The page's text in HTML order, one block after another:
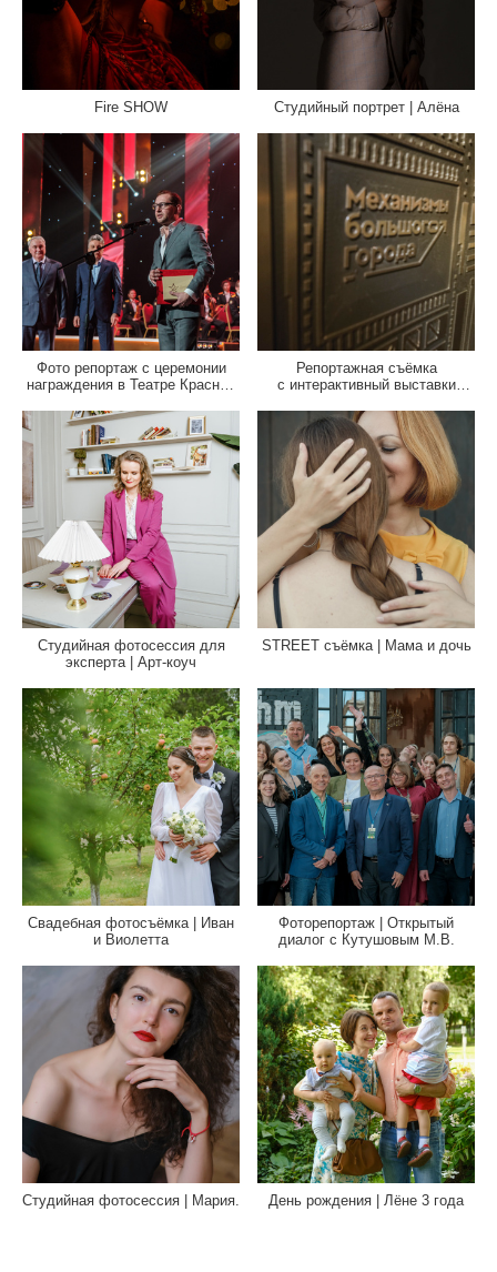
Fire SHOW Студийный портрет | Алёна
Фото репортаж с церемонии
награждения в Театре Красной
Репортажная съёмка
с интерактивный выставки
Студийная фотосессия для
эксперта | Арт-коуч
STREET съёмка | Мама и дочь
Свадебная фотосъёмка | Иван
и Виолетта
Фоторепортаж | Открытый
диалог с Кутушовым М.В.
Студийная фотосессия | Мария. День рождения | Лёне 3 года